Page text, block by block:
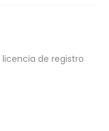
licencia de registro